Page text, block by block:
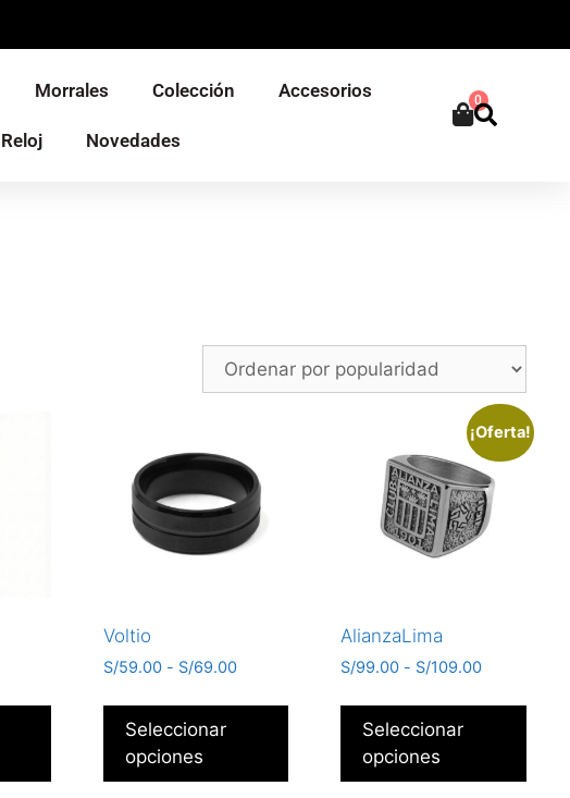
Morrales Colección Accesorios
Reloj Novedades
0
Voltio
S/59.00 - S/69.00
Seleccionar
opciones
¡Oferta!
AlianzaLima
S/99.00 - S/109.00
Seleccionar
opciones